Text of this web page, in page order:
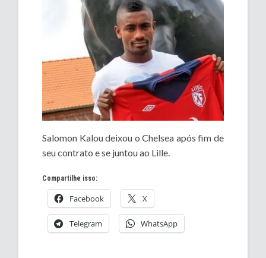
Salomon Kalou deixou o Chelsea após fim de
seu contrato e se juntou ao Lille.
Compartilhe isso:
Facebook X
Telegram WhatsApp